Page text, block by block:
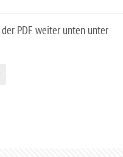
PDF weiter unten unter